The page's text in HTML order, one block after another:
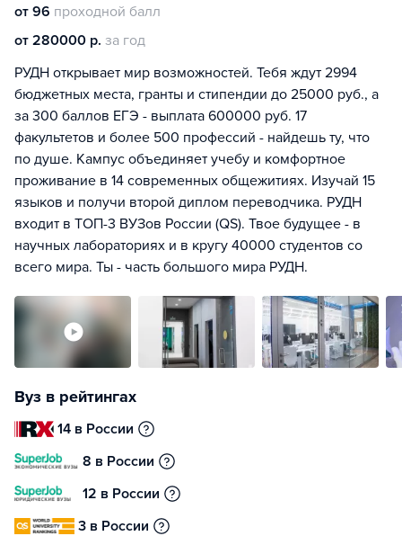
от 96 проходной балл
от 280000 р. за год
РУДН открывает мир возможностей. Тебя ждут 2994
бюджетных места, гранты и стипендии до 25000 руб., а
за 300 баллов ЕГЭ - выплата 600000 руб. 17
факультетов и более 500 профессий - найдешь ту, что
по душе. Кампус объединяет учебу и комфортное
проживание в 14 современных общежитиях. Изучай 15
языков и получи второй диплом переводчика. РУДН
входит в ТОП-3 ВУЗов России (QS). Твое будущее - в
научных лабораториях и в кругу 40000 студентов со
всего мира. Ты - часть большого мира РУДН.
Вуз в рейтингах
14 в России
8 в России
12 в России
3 в России